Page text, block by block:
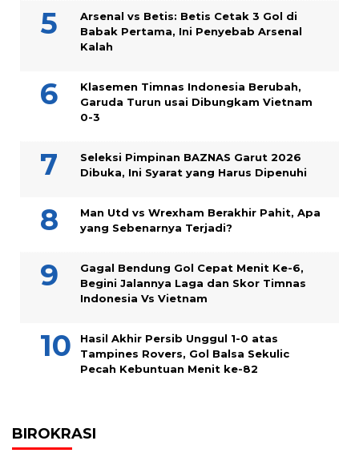
Arsenal vs Betis: Betis Cetak 3 Gol di
Babak Pertama, Ini Penyebab Arsenal
Kalah
Klasemen Timnas Indonesia Berubah,
Garuda Turun usai Dibungkam Vietnam
0-3
Seleksi Pimpinan BAZNAS Garut 2026
Dibuka, Ini Syarat yang Harus Dipenuhi
Man Utd vs Wrexham Berakhir Pahit, Apa
yang Sebenarnya Terjadi?
Gagal Bendung Gol Cepat Menit Ke-6,
Begini Jalannya Laga dan Skor Timnas
Indonesia Vs Vietnam
Hasil Akhir Persib Unggul 1-0 atas
Tampines Rovers, Gol Balsa Sekulic
Pecah Kebuntuan Menit ke-82
BIROKRASI